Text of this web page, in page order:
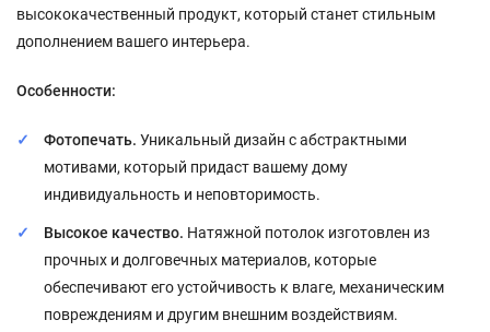
высококачественный продукт, который станет стильным
дополнением вашего интерьера.
Особенности:
Фотопечать. Уникальный дизайн с абстрактными
мотивами, который придаст вашему дому
индивидуальность и неповторимость.
Высокое качество. Натяжной потолок изготовлен из
прочных и долговечных материалов, которые
обеспечивают его устойчивость к влаге, механическим
повреждениям и другим внешним воздействиям.